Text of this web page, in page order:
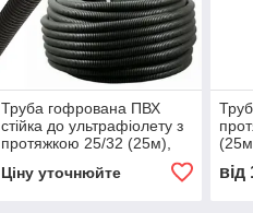
Труба гофрована ПВХ
стійка до ультрафіолету з
протяжкою 25/32 (25м),
Ціну уточнюйте від